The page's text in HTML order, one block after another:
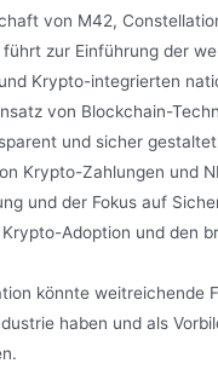
von M42,
führt zur Einführung der
Krypto-integrierten
von Blockchain-
und sicher
Krypto-Zahlungen und
und der Fokus auf
Adoption und den
könnte weitreichende
haben und als